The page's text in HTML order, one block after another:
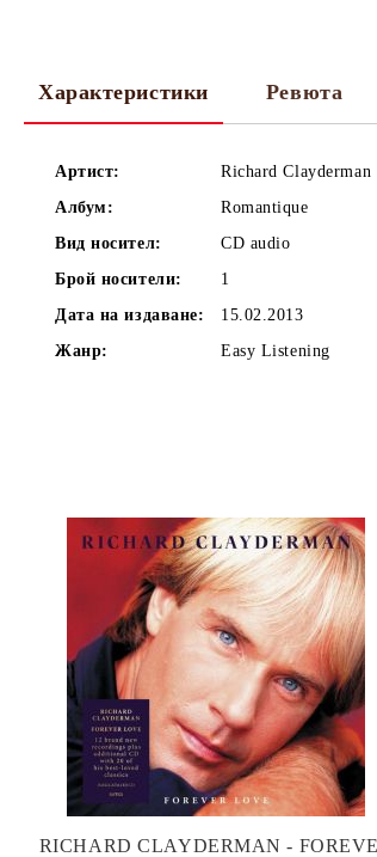
Характеристики Ревюта
Артист:
Richard Clayderman
Албум:
Romantique
Вид носител:
CD audio
Брой носители:
1
Дата на издаване:
15.02.2013
Жанр:
Easy Listening
RICHARD CLAYDERMAN -